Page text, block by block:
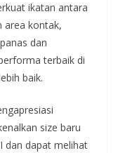
ikatan antara
area kontak,
dan
terbaik di
baik.
size baru
dan dapat melihat